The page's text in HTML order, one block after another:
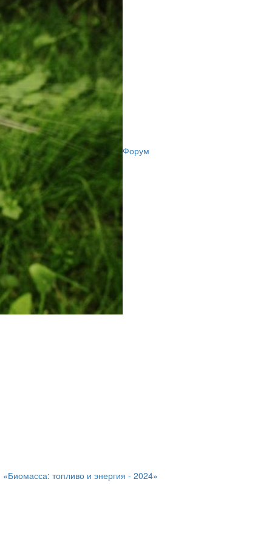
Форум
топливо и энергия - 2024»